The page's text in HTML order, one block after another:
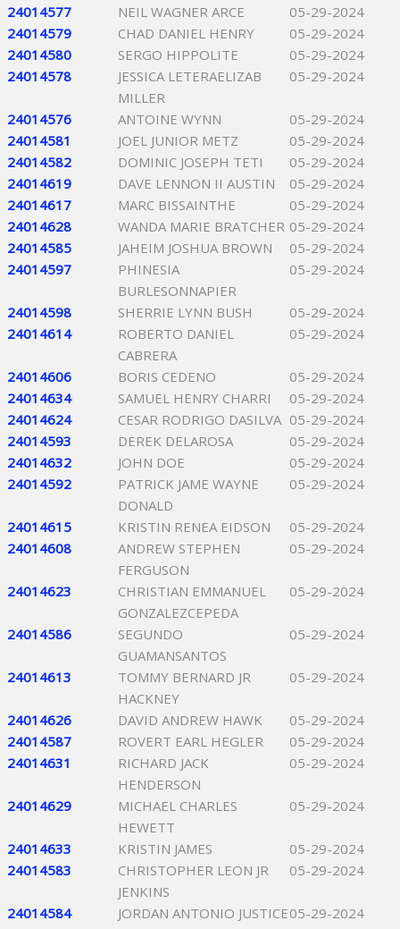
24014577 NEIL WAGNER ARCE
05-29-2024
24014579
CHAD DANIEL HENRY
05-29-2024
24014580
SERGO HIPPOLITE
05-29-2024
24014578
JESSICA LETERAELIZAB
MILLER
05-29-2024
24014576 ANTOINE WYNN
05-29-2024
24014581
JOEL JUNIOR METZ
05-29-2024
24014582
DOMINIC JOSEPH TETI
05-29-2024
24014619
DAVE LENNON II AUSTIN
05-29-2024
24014617
MARC BISSAINTHE
05-29-2024
24014628
WANDA MARIE BRATCHER 05-29-2024
24014585
JAHEIM JOSHUA BROWN
05-29-2024
24014597
PHINESIA
BURLESONNAPIER
05-29-2024
24014598 SHERRIE LYNN BUSH
05-29-2024
24014614
ROBERTO DANIEL
CABRERA
05-29-2024
24014606 BORIS CEDENO
05-29-2024
24014634
SAMUEL HENRY CHARRI
05-29-2024
24014624
CESAR RODRIGO DASILVA 05-29-2024
24014593
DEREK DELAROSA
05-29-2024
24014632
JOHN DOE
05-29-2024
24014592
PATRICK JAME WAYNE
DONALD
05-29-2024
24014615 KRISTIN RENEA EIDSON
05-29-2024
24014608
ANDREW STEPHEN
FERGUSON
05-29-2024
24014623
CHRISTIAN EMMANUEL
GONZALEZCEPEDA
05-29-2024
24014586
SEGUNDO
GUAMANSANTOS
05-29-2024
24014613
TOMMY BERNARD JR
HACKNEY
05-29-2024
24014626 DAVID ANDREW HAWK
05-29-2024
24014587
ROVERT EARL HEGLER
05-29-2024
24014631
RICHARD JACK
HENDERSON
05-29-2024
24014629
MICHAEL CHARLES
HEWETT
05-29-2024
24014633 KRISTIN JAMES
05-29-2024
24014583
CHRISTOPHER LEON JR
JENKINS
05-29-2024
24014584 JORDAN ANTONIO JUSTICE05-29-2024